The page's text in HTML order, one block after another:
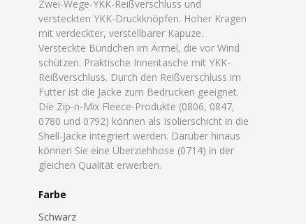
Zwei-Wege-YKK-Reißverschluss und
versteckten YKK-Druckknöpfen. Hoher Kragen
mit verdeckter, verstellbarer Kapuze.
Versteckte Bündchen im Ärmel, die vor Wind
schützen. Praktische Innentasche mit YKK-
Reißverschluss. Durch den Reißverschluss im
Futter ist die Jacke zum Bedrucken geeignet.
Die Zip-n-Mix Fleece-Produkte (0806, 0847,
0780 und 0792) können als Isolierschicht in die
Shell-Jacke integriert werden. Darüber hinaus
können Sie eine Überziehhose (0714) in der
gleichen Qualität erwerben.
Farbe
Schwarz